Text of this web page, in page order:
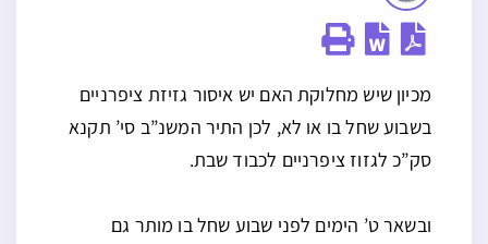
מכיון שיש מחלוקת האם יש איסור גזיזת ציפרניים
בשבוע שחל בו או לא, לכן התיר המשנ”ב סי’ תקנא
סק”כ לגזוז ציפרניים לכבוד שבת.
ובשאר ט’ הימים לפני שבוע שחל בו מותר גם